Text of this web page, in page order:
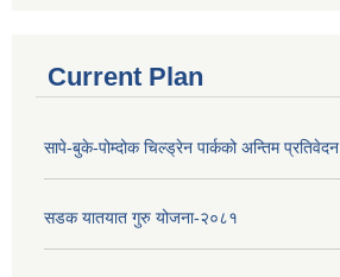
Current Plan
सापे-बुके-पोम्दोक चिल्ड्रेन पार्कको अन्तिम प्रतिवेदन
सडक यातयात गुरु योजना-२०८१